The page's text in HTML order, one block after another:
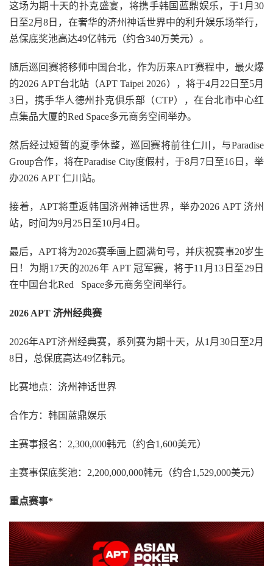
这场为期十天的扑克盛宴，将携手韩国蓝鼎娱乐，于1月30
日至2月8日，在奢华的济州神话世界中的利升娱乐场举行，
总保底奖池高达49亿韩元（约合340万美元）。
随后巡回赛将移师中国台北，作为历来APT赛程中，最火爆
的2026 APT台北站（APT Taipei 2026），将于4月22日至5月
3日，携手华人德州扑克俱乐部（CTP），在台北市中心红
点集品大厦的Red Space多元商务空间举办。
然后经过短暂的夏季休整，巡回赛将前往仁川，与Paradise
Group合作，将在Paradise City度假村，于8月7日至16日，举
办2026 APT 仁川站。
接着，APT将重返韩国济州神话世界，举办2026 APT 济州
站，时间为9月25日至10月4日。
最后，APT将为2026赛季画上圆满句号，并庆祝赛事20岁生
日！为期17天的2026年 APT 冠军赛，将于11月13日至29日
在中国台北Red Space多元商务空间举行。
2026 APT 济州经典赛
2026年APT济州经典赛，系列赛为期十天，从1月30日至2月
8日，总保底高达49亿韩元。
比赛地点：济州神话世界
合作方：韩国蓝鼎娱乐
主赛事报名：2,300,000韩元（约合1,600美元）
主赛事保底奖池：2,200,000,000韩元（约合1,529,000美元）
重点赛事*